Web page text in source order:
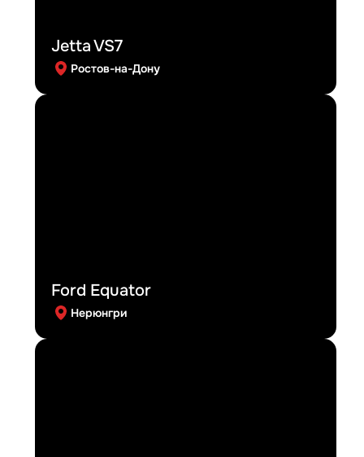
Jetta VS7
Ростов-на-Дону
Ford Equator
Нерюнгри